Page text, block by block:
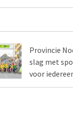
Provincie
slag met
voor